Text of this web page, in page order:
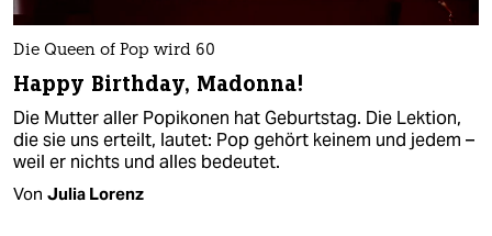
Die Queen of Pop wird 60
Happy Birthday, Madonna!
Die Mutter aller Popikonen hat Geburtstag. Die Lektion,
die sie uns erteilt, lautet: Pop gehört keinem und jedem –
weil er nichts und alles bedeutet.
Von Julia Lorenz